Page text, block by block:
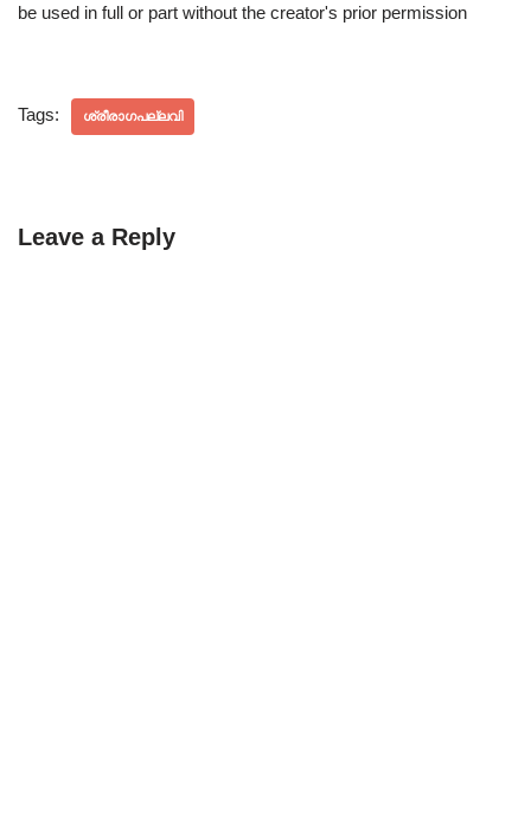
be used in full or part without the creator's prior permission
Tags: ശ്രീരാഗപല്ലവി
Leave a Reply